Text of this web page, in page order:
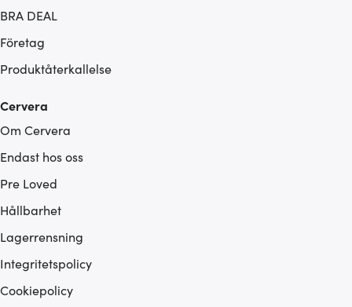
BRA DEAL
Företag
Produktåterkallelse
Cervera
Om Cervera
Endast hos oss
Pre Loved
Hållbarhet
Lagerrensning
Integritetspolicy
Cookiepolicy